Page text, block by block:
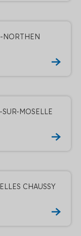
NORTHEN
MOSELLE
CHAUSSY